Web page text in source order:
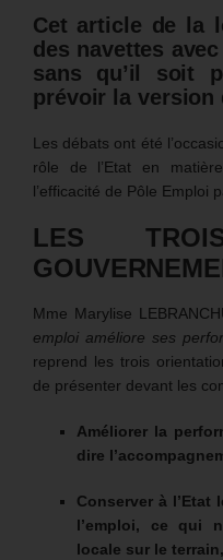
Cet article de la
des navettes
sans qu’il soit
prévoir la version
Les débats ont été
rôle de l’Etat en
l’efficacité de Pôle Emploi
LES
Mme Marylise
emploi améliore ses
reprend les trois
de présenter devant les
Améliorer la
dire
Conserver à
l’emploi, ce qui
locale sur le terrain,